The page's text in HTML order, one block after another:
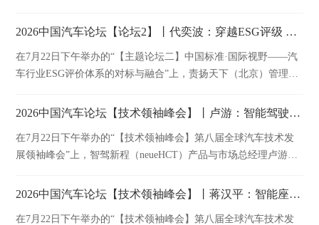
2026中国汽车论坛【论坛2】丨代奕波：穿越ESG评级 释放ESG管理价值
在7月22日下午举办的“【主题论坛二】中国标准·国际视野——汽
车行业ESG评价体系的对标与融合”上，责扬天下（北京）管理顾
2026中国汽车论坛【技术领袖峰会】丨卢游：智能驾驶赋能国际化车企
在7月22日下午举办的“【技术领袖峰会】第八届全球汽车技术发
展领袖峰会”上，智驾新程（neueHCT）产品与市场总经理卢游发
2026中国汽车论坛【技术领袖峰会】丨蒋汉平：智能座舱到AI舱驾融合演变的芯片视野
在7月22日下午举办的“【技术领袖峰会】第八届全球汽车技术发